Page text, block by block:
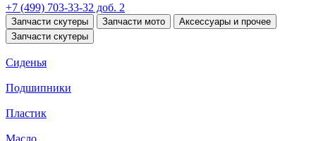
+7 (499) 703-33-32 доб. 2
Запчасти скутеры Запчасти мото
Аксессуары и прочее
Запчасти скутеры
Сиденья
Подшипники
Пластик